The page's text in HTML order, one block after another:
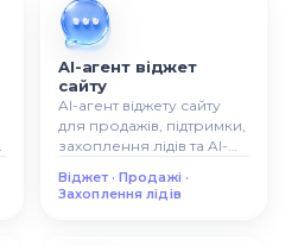
AI-агент віджет
сайту
AI-агент віджету сайту
для продажів, підтримки,
захоплення лідів та AI-
вашому сайті.
Віджет · Продажі ·
Захоплення лідів